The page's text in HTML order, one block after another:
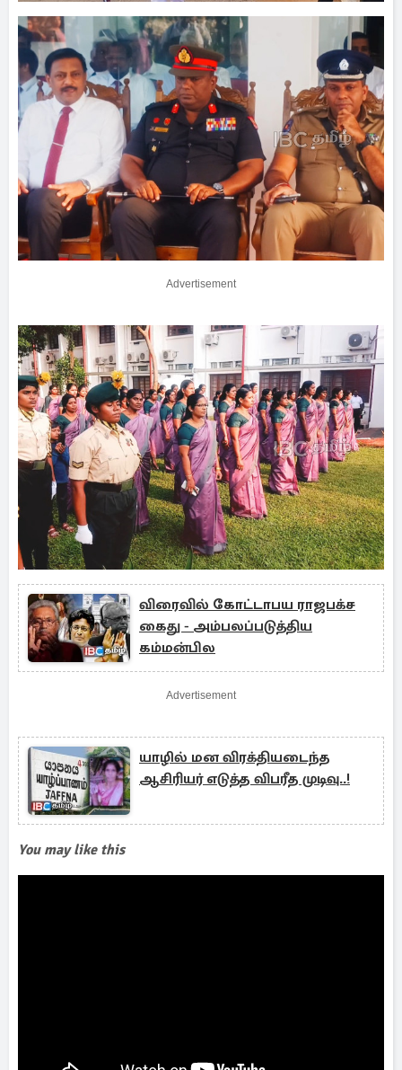
Advertisement
விரைவில் கோட்டாபய ராஜபக்ச
கைது - அம்பலப்படுத்திய
கம்மன்பில
Advertisement
யாழில் மன விரக்தியடைந்த
ஆசிரியர் எடுத்த விபரீத முடிவு..!
You may like this